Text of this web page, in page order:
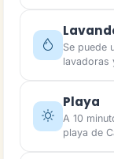
Se puede
lavadoras
Playa
A 10
playa de